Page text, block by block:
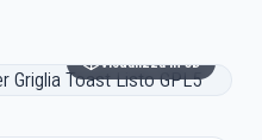
Visualizza in 3D